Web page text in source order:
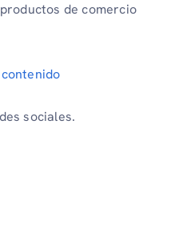
de comercio
sociales.